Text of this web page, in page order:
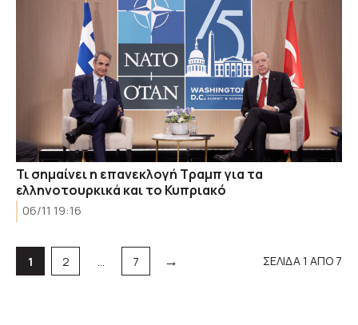
Τι σημαίνει η επανεκλογή Τραμπ για τα
ελληνοτουρκικά και το Κυπριακό
06/11 19:16
Σελίδα
1 Σελίδα
2 … Σελίδα
7 → ΣΕΛΙΔΑ 1 ΑΠΟ 7